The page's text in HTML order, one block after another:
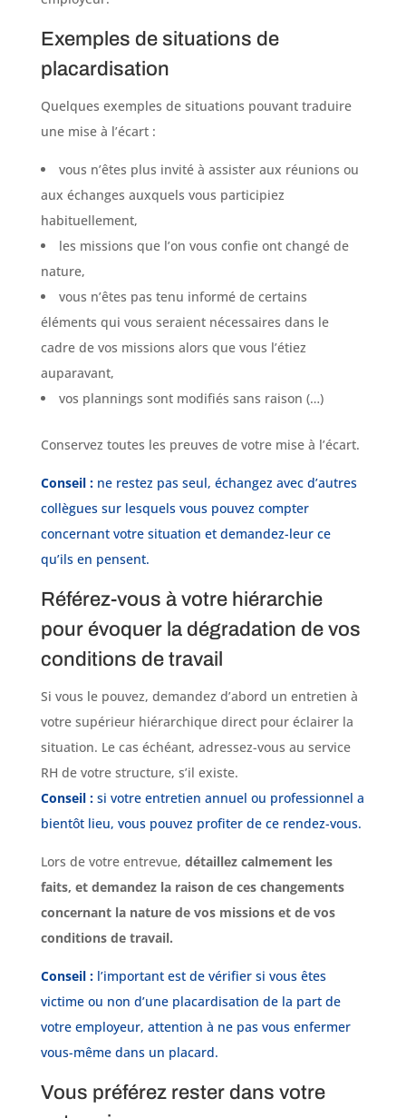
Exemples de situations de
placardisation
Quelques exemples de situations pouvant traduire
une mise à l’écart :
vous n’êtes plus invité à assister aux réunions ou
aux échanges auxquels vous participiez
habituellement,
les missions que l’on vous confie ont changé de
nature,
vous n’êtes pas tenu informé de certains
éléments qui vous seraient nécessaires dans le
cadre de vos missions alors que vous l’étiez
auparavant,
vos plannings sont modifiés sans raison (…)
Conservez toutes les preuves de votre mise à l’écart.
Conseil :ne restez pas seul, échangez avec d’autres
collègues sur lesquels vous pouvez compter
concernant votre situation et demandez-leur ce
qu’ils en pensent.
Référez-vous à votre hiérarchie
pour évoquer la dégradation de vos
conditions de travail
Si vous le pouvez, demandez d’abord un entretien à
votre supérieur hiérarchique direct pour éclairer la
situation. Le cas échéant, adressez-vous au service
RH de votre structure, s’il existe.
Conseil :si votre entretien annuel ou professionnel a
bientôt lieu, vous pouvez profiter de ce rendez-vous.
Lors de votre entrevue, détaillez calmement les
faits, et demandez la raison de ces changements
concernant la nature de vos missions et de vos
conditions de travail.
Conseil :l’important est de vérifier si vous êtes
victime ou non d’une placardisation de la part de
votre employeur, attention à ne pas vous enfermer
vous-même dans un placard.
Vous préférez rester dans votre